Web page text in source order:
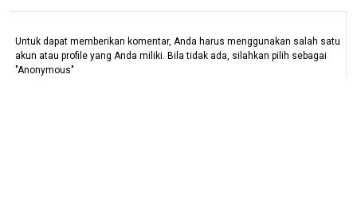
Untuk dapat memberikan komentar, Anda harus menggunakan salah satu
akun atau profile yang Anda miliki. Bila tidak ada, silahkan pilih sebagai
"Anonymous"